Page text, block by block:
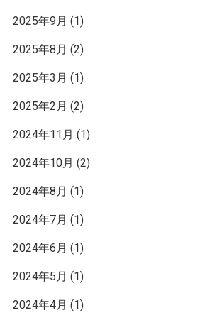
2025年9月 (1)
2025年8月 (2)
2025年3月 (1)
2025年2月 (2)
2024年11月 (1)
2024年10月 (2)
2024年8月 (1)
2024年7月 (1)
2024年6月 (1)
2024年5月 (1)
2024年4月 (1)